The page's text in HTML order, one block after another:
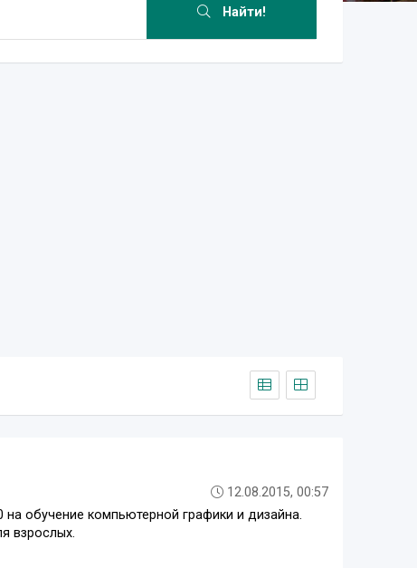
Найти!
12.08.2015, 00:57
обучение компьютерной графики и дизайна.
взрослых.